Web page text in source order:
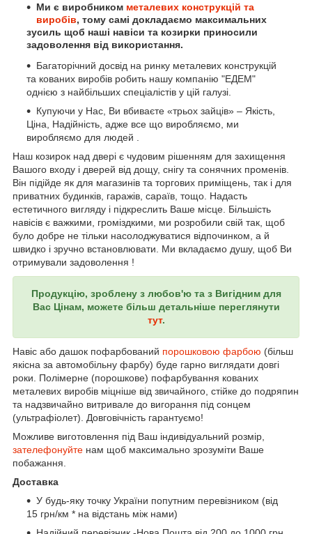
Ми є виробником металевих конструкцій та
виробів, тому самі докладаємо максимальних
зусиль щоб наші навіси та козирки приносили
задоволення від використання.
Багаторічний досвід на ринку металевих конструкцій
та кованих виробів робить нашу компанію "ЕДЕМ"
однією з найбільших спеціалістів у цій галузі.
Купуючи у Нас, Ви вбиваєте «трьох зайців» – Якість,
Ціна, Надійність, адже все що виробляємо, ми
виробляємо для людей .
Наш козирок над двері є чудовим рішенням для захищення
Вашого входу і дверей від дощу, снігу та сонячних променів.
Він підійде як для магазинів та торгових приміщень, так і для
приватних будинків, гаражів, сараїв, тощо. Надасть
естетичного вигляду і підкреслить Ваше місце. Більшість
навісів є важкими, громіздкими, ми розробили свій так, щоб
було добре не тільки насолоджуватися відпочинком, а й
швидко і зручно встановлювати. Ми вкладаємо душу, щоб Ви
отримували задоволення !
Продукцію, зроблену з любов'ю та з Вигідним для
Вас Цінам, можете більш детальніше переглянути
тут.
Навіс або дашок пофарбований порошковою фарбою (більш
якісна за автомобільну фарбу) буде гарно виглядати довгі
роки. Полімерне (порошкове) пофарбування кованих
металевих виробів міцніше від звичайного, стійке до подряпин
та надзвичайно витривале до вигорання під сонцем
(ультрафіолет). Довговічність гарантуємо!
Можливе виготовлення під Ваш індивідуальний розмір,
зателефонуйте нам щоб максимально зрозуміти Ваше
побажання.
Доставка
У будь-яку точку України попутним перевізником (від
15 грн/км * на відстань між нами)